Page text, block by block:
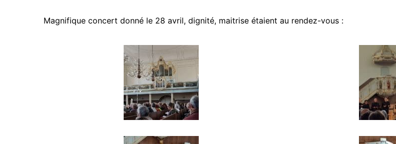
Magnifique concert donné le 28 avril, dignité, maitrise étaient au rendez-vous :